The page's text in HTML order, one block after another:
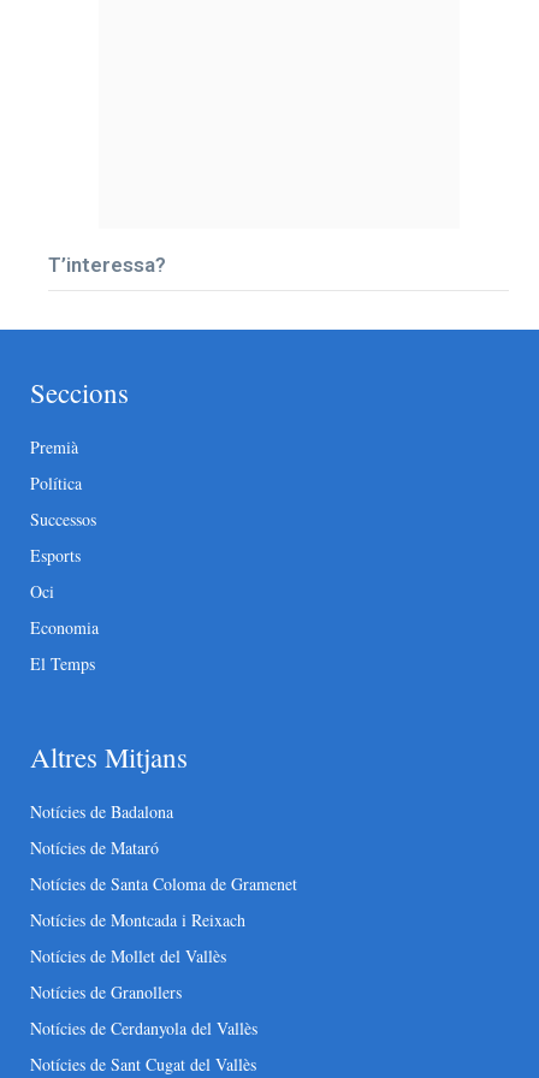
T’interessa?
Seccions
Premià
Política
Successos
Esports
Oci
Economia
El Temps
Altres Mitjans
Notícies de Badalona
Notícies de Mataró
Notícies de Santa Coloma de Gramenet
Notícies de Montcada i Reixach
Notícies de Mollet del Vallès
Notícies de Granollers
Notícies de Cerdanyola del Vallès
Notícies de Sant Cugat del Vallès